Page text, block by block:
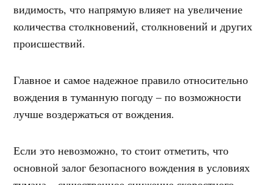
видимость, что напрямую влияет на увеличение
количества столкновений, столкновений и других
происшествий.
Главное и самое надежное правило относительно
вождения в туманную погоду – по возможности
лучше воздержаться от вождения.
Если это невозможно, то стоит отметить, что
основной залог безопасного вождения в условиях